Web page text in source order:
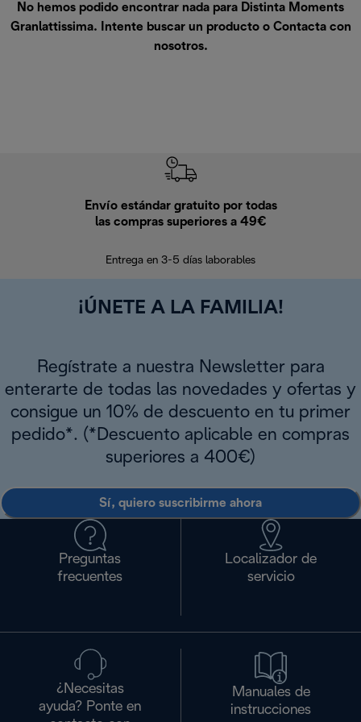
No hemos podido encontrar nada para Distinta Moments
Granlattissima. Intente buscar un producto o Contacta con
nosotros.
Envío estándar gratuito por todas
las compras superiores a 49€
Entrega en 3-5 días laborables
¡ÚNETE A LA FAMILIA!
Regístrate a nuestra Newsletter para
enterarte de todas las novedades y ofertas y
consigue un 10% de descuento en tu primer
pedido*. (*Descuento aplicable en compras
superiores a 400€)
Sí, quiero suscribirme ahora
Preguntas
frecuentes
Localizador de
servicio
¿Necesitas
ayuda? Ponte en
Manuales de
instrucciones